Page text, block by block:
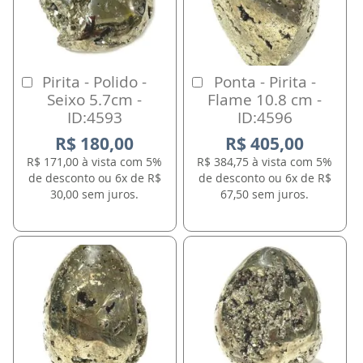
Pirita - Polido -
Seixo 5.7cm -
ID:4593
R$ 180,00
R$ 171,00 à vista com 5%
de desconto ou 6x de R$
30,00 sem juros.
Comprar
Ponta - Pirita -
Flame 10.8 cm -
ID:4596
R$ 405,00
R$ 384,75 à vista com 5%
de desconto ou 6x de R$
67,50 sem juros.
Comprar